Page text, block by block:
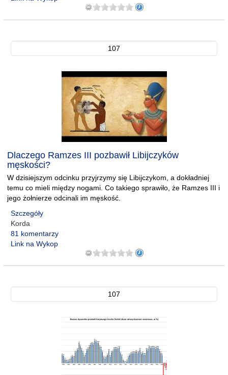
107
Dlaczego Ramzes III pozbawił Libijczyków
męskości?
W dzisiejszym odcinku przyjrzymy się Libijczykom, a dokładniej
temu co mieli między nogami. Co takiego sprawiło, że Ramzes III i
jego żołnierze odcinali im męskość.
Szczegóły
Korda
81 komentarzy
Link na Wykop
107